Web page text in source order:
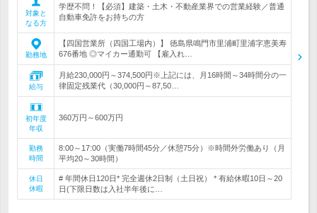
対象と
なる方
学歴不問！【必須】建築・土木・不動産業界での営業経験／普通
自動車免許をお持ちの方
勤務地
【四国営業所（四国工場内）】 徳島県鳴門市里浦町里浦字恵美寿
676番地 ◎マイカー通勤可 【雇入れ…
給与
月給230,000円～374,500円※上記には、月16時間～34時間分の一
律固定残業代（30,000円～87,50…
初年度
年収
360万円～600万円
勤務
時間
8:00～17:00（実働7時間45分／休憩75分）※時間外労働あり（月
平均20～30時間）
休日
休暇
# 年間休日120日* 完全週休2日制（土日祝） * 有給休暇10日～20
日(下限日数は入社半年後に…